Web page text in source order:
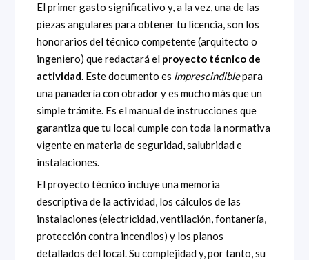
El primer gasto significativo y, a la vez, una de las
piezas angulares para obtener tu licencia, son los
honorarios del técnico competente (arquitecto o
ingeniero) que redactará el proyecto técnico de
actividad. Este documento es imprescindiblepara
una panadería con obrador y es mucho más que un
simple trámite. Es el manual de instrucciones que
garantiza que tu local cumple con toda la normativa
vigente en materia de seguridad, salubridad e
instalaciones.
El proyecto técnico incluye una memoria
descriptiva de la actividad, los cálculos de las
instalaciones (electricidad, ventilación, fontanería,
protección contra incendios) y los planos
detallados del local. Su complejidad y, por tanto, su